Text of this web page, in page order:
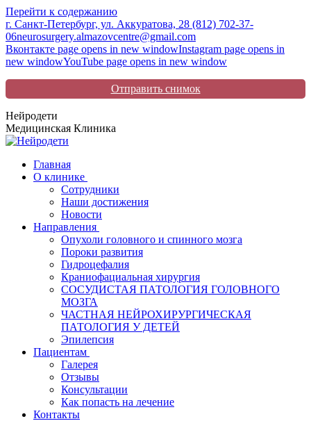
Перейти к содержанию
г. Санкт-Петербург, ул. Аккуратова, 28 (812) 702-37-
06neurosurgery.almazovcentre@gmail.com
Вконтакте page opens in new windowInstagram page opens in
new windowYouTube page opens in new window
Отправить снимок
Нейродети
Медицинская Клиника
Главная
О клинике
Сотрудники
Наши достижения
Новости
Направления
Опухоли головного и спинного мозга
Пороки развития
Гидроцефалия
Краниофациальная хирургия
СОСУДИСТАЯ ПАТОЛОГИЯ ГОЛОВНОГО
МОЗГА
ЧАСТНАЯ НЕЙРОХИРУРГИЧЕСКАЯ
ПАТОЛОГИЯ У ДЕТЕЙ
Эпилепсия
Пациентам
Галерея
Отзывы
Консультации
Как попасть на лечение
Контакты